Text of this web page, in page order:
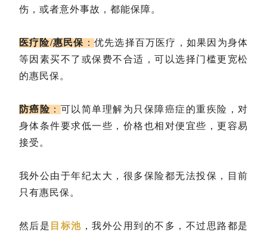
伤，或者意外事故，都能保障。
医疗险/惠民保 ： 优先选择百万医疗，如果因为身体
等因素买不了或保费不合适，可以选择门槛更宽松
的惠民保。
防癌险 ： 可以简单理解为只保障癌症的重疾险，对
身体条件要求低一些，价格也相对便宜些，更容易
接受。
我外公由于年纪太大，很多保险都无法投保，目前
只有惠民保。
然后是 目标池 ，我外公用到的不多，不过思路都是